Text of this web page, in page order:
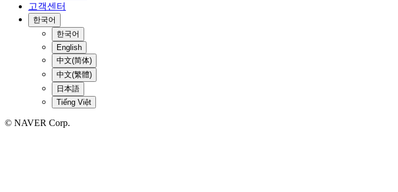
고객센터
한국어
한국어
English
中文(简体)
中文(繁體)
日本語
Tiếng Việt
© NAVER Corp.